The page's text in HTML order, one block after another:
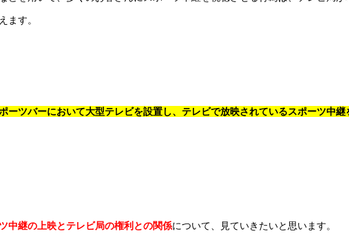
ます。
ーツバーにおいて大型テレビを設置し、 テレビで放映されているスポーツ中
中継の上映とテレビ局の権利との関係について、見ていきたいと思います。